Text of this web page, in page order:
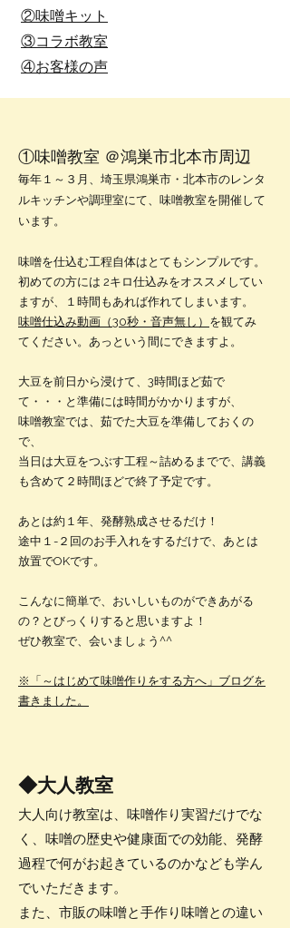
②味噌キット
③コラボ教室
​④お客様の声
①味噌教室 ＠鴻巣市北本市周辺
毎年１～３月、埼玉県鴻巣市・北本市のレンタ
ルキッチンや調理室にて、味噌教室を開催して
います。
味噌を仕込む工程自体はとてもシンプルです。
初めての方には 2キロ仕込みをオススメしてい
ますが、１時間もあれば作れてしまいます。
味噌仕込み動画（30秒・音声無し） を観てみ
てください。あっという間にできますよ。
大豆を前日から浸けて、3時間ほど茹で
て・・・と準備には時間がかかりますが、
味噌教室では、茹でた大豆を準備しておくの
で、
当日は大豆をつぶす工程～詰めるまでで、講義
も含めて２時間ほどで終了予定です。
あとは約１年、発酵熟成させるだけ！
途中１-２回のお手入れをするだけで、あとは
放置でOKです。
こんなに簡単で、おいしいものができあがる
の？とびっくりすると思いますよ！
​ぜひ教室で、会いましょう^^
※「～はじめて味噌作りをする方へ」ブログを
書きました。
​◆大人教室
大人向け教室は、味噌作り実習だけでな
く、味噌の歴史や健康面での効能、発酵
過程で何がお起きているのかなども学ん
でいただきます。
また、市販の味噌と手作り味噌との違い